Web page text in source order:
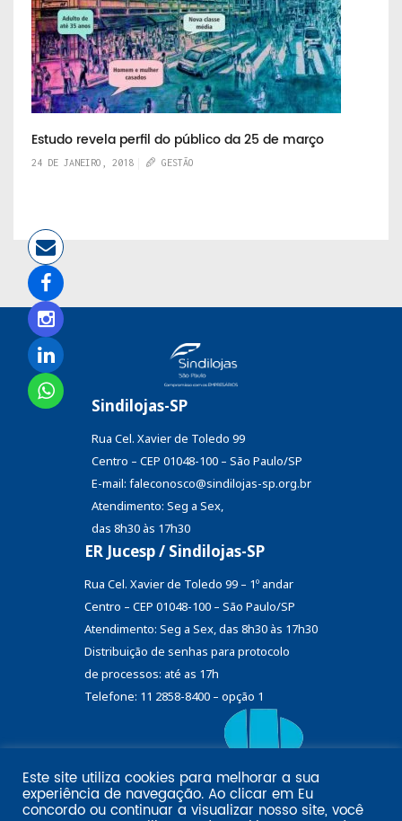
Estudo revela perfil do público da 25 de março
24 DE JANEIRO, 2018 GESTÃO
Sindilojas-SP
Rua Cel. Xavier de Toledo 99
Centro – CEP 01048-100 – São Paulo/SP
E-mail: faleconosco@sindilojas-sp.org.br
Atendimento: Seg a Sex,
das 8h30 às 17h30
ER Jucesp / Sindilojas-SP
Rua Cel. Xavier de Toledo 99 – 1º andar
Centro – CEP 01048-100 – São Paulo/SP
Atendimento: Seg a Sex, das 8h30 às 17h30
Distribuição de senhas para protocolo
de processos: até as 17h
Telefone: 11 2858-8400 – opção 1
Email marketing por:
Pol�tica de privacidade SINDILOJAS-SPAcesse aqui
Este site utiliza cookies para melhorar a sua
experiência de navegação. Ao clicar em Eu
concordo ou continuar a visualizar nosso site, você